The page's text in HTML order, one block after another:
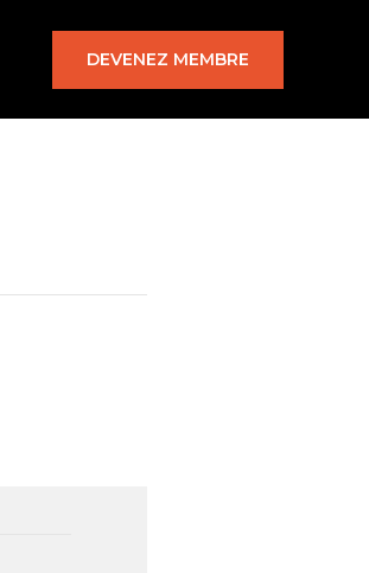
DEVENEZ MEMBRE